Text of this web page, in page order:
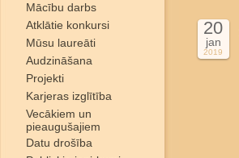
Mācību darbs
Atklātie konkursi
Mūsu laureāti
Audzināšana
Projekti
Karjeras izglītība
Vecākiem un
pieaugušajiem
Datu drošība
20
jan
2019